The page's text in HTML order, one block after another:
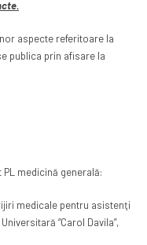
aspecte referitoare la
publica prin afisare la
medicină generală:
medicale pentru asistenţi
“Carol Davila”,